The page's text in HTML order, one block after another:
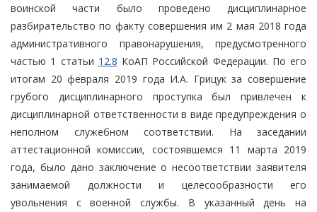
воинской части было проведено дисциплинарное
разбирательство по факту совершения им 2 мая 2018 года
административного правонарушения, предусмотренного
частью 1 статьи 12.8 КоАП Российской Федерации. По его
итогам 20 февраля 2019 года И.А. Грицук за совершение
грубого дисциплинарного проступка был привлечен к
дисциплинарной ответственности в виде предупреждения о
неполном служебном соответствии. На заседании
аттестационной комиссии, состоявшемся 11 марта 2019
года, было дано заключение о несоответствии заявителя
занимаемой должности и целесообразности его
увольнения с военной службы. В указанный день на